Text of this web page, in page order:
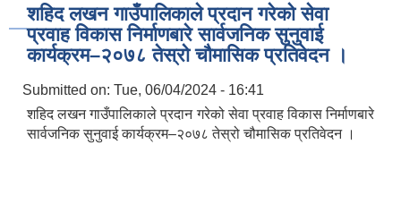
शहिद लखन गाउँपालिकाले प्रदान गरेको सेवा
प्रवाह विकास निर्माणबारे सार्वजनिक सुनुवाई
कार्यक्रम–२०७८ तेस्रो चौमासिक प्रतिवेदन ।
Submitted on: Tue, 06/04/2024 - 16:41
शहिद लखन गाउँपालिकाले प्रदान गरेको सेवा प्रवाह विकास निर्माणबारे
सार्वजनिक सुनुवाई कार्यक्रम–२०७८ तेस्रो चौमासिक प्रतिवेदन ।